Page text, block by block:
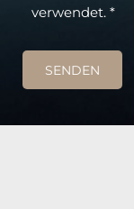
verwendet. *